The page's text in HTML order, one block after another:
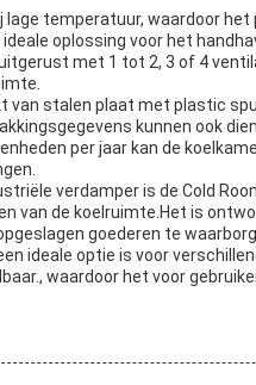
temperatuur, waardoor
oplossing voor het
met 1 tot 2, 3 of 4
van stalen plaat met plastic
kunnen ook
per jaar kan de
verdamper is de Cold
van de koelruimte.Het is
goederen te
ideale optie is voor
waardoor het voor